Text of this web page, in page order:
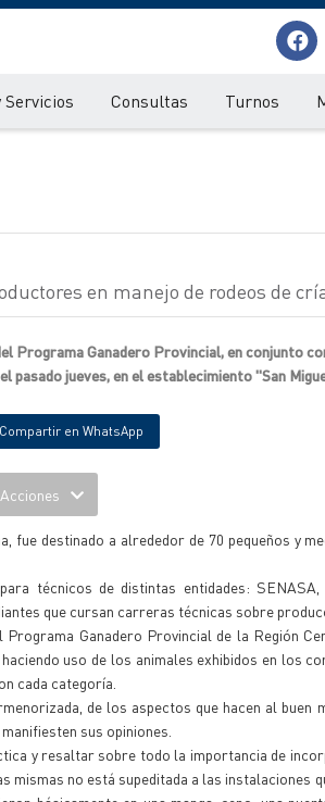
Consultas Turnos
en manejo de rodeos de
Programa Ganadero Provincial, en conjunto
jueves, en el establecimiento "San
Compartir en WhatsApp
fue destinado a alrededor de 70 pequeños y
técnicos de distintas entidades:
que cursan carreras técnicas sobre
Ganadero Provincial de la Región
uso de los animales exhibidos en los
cada categoría.
de los aspectos que hacen al buen
sus opiniones.
y resaltar sobre todo la importancia de
no está supeditada a las instalaciones